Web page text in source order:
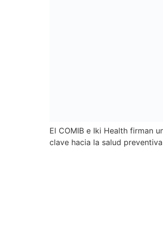
El COMIB e Iki Health firman
clave hacia la salud